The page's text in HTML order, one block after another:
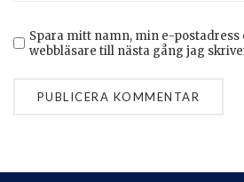
Spara mitt namn, min e-postadress
webbläsare till nästa gång jag